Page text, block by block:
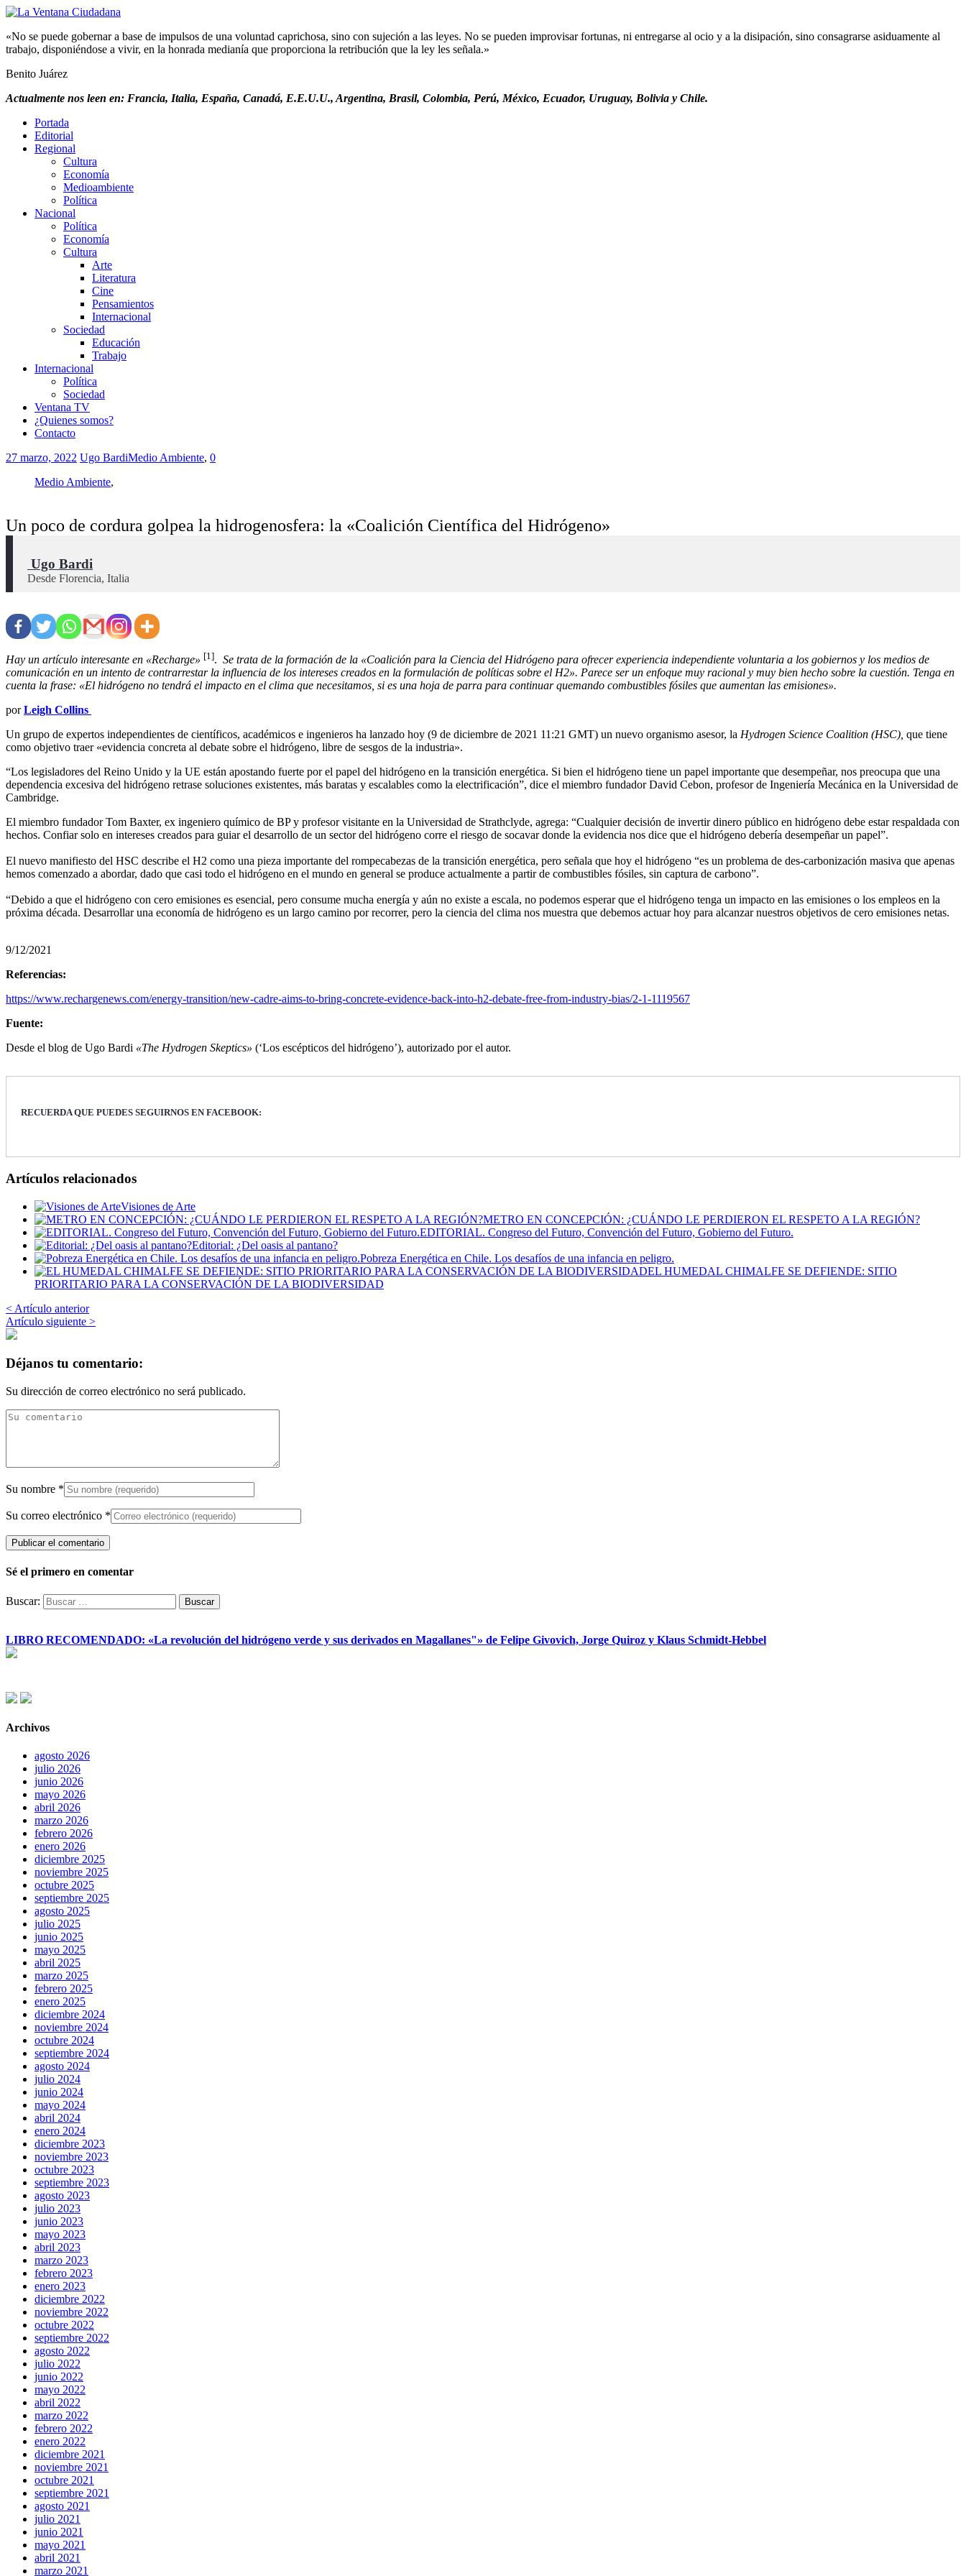
«No se puede gobernar a base de impulsos de una voluntad caprichosa, sino con sujeción a las leyes. No se pueden improvisar fortunas, ni entregarse al ocio y a la disipación, sino consagrarse asiduamente al
trabajo, disponiéndose a vivir, en la honrada medianía que proporciona la retribución que la ley les señala.»
Benito Juárez
Actualmente nos leen en: Francia, Italia, España, Canadá, E.E.U.U., Argentina, Brasil, Colombia, Perú, México, Ecuador, Uruguay, Bolivia y Chile.
Portada
Editorial
Regional
Cultura
Economía
Medioambiente
Política
Nacional
Política
Economía
Cultura
Arte
Literatura
Cine
Pensamientos
Internacional
Sociedad
Educación
Trabajo
Internacional
Política
Sociedad
Ventana TV
¿Quienes somos?
Contacto
27 marzo, 2022 Ugo BardiMedio Ambiente, 0
Medio Ambiente,
Un poco de cordura golpea la hidrogenosfera: la «Coalición Científica del Hidrógeno»
Ugo Bardi
Desde Florencia, Italia
Hay un artículo interesante en «Recharge» [1]. Se trata de la formación de la «Coalición para la Ciencia del Hidrógeno para ofrecer experiencia independiente voluntaria a los gobiernos y los medios de
comunicación en un intento de contrarrestar la influencia de los intereses creados en la formulación de políticas sobre el H2». Parece ser un enfoque muy racional y muy bien hecho sobre la cuestión. Tenga en
cuenta la frase: «El hidrógeno no tendrá el impacto en el clima que necesitamos, si es una hoja de parra para continuar quemando combustibles fósiles que aumentan las emisiones».
porLeigh Collins
Un grupo de expertos independientes de científicos, académicos e ingenieros ha lanzado hoy (9 de diciembre de 2021 11:21 GMT) un nuevo organismo asesor, la Hydrogen Science Coalition (HSC), que tiene
como objetivo traer «evidencia concreta al debate sobre el hidrógeno, libre de sesgos de la industria».
“Los legisladores del Reino Unido y la UE están apostando fuerte por el papel del hidrógeno en la transición energética. Si bien el hidrógeno tiene un papel importante que desempeñar, nos preocupa que una
dependencia excesiva del hidrógeno retrase soluciones existentes, más baratas y escalables como la electrificación”, dice el miembro fundador David Cebon, profesor de Ingeniería Mecánica en la Universidad de
Cambridge.
El miembro fundador Tom Baxter, ex ingeniero químico de BP y profesor visitante en la Universidad de Strathclyde, agrega: “Cualquier decisión de invertir dinero público en hidrógeno debe estar respaldada con
hechos. Confiar solo en intereses creados para guiar el desarrollo de un sector del hidrógeno corre el riesgo de socavar donde la evidencia nos dice que el hidrógeno debería desempeñar un papel”.
El nuevo manifiesto del HSC describe el H2 como una pieza importante del rompecabezas de la transición energética, pero señala que hoy el hidrógeno “es un problema de des-carbonización masiva que apenas
hemos comenzado a abordar, dado que casi todo el hidrógeno en el mundo en general se produce actualmente a partir de combustibles fósiles, sin captura de carbono”.
“Debido a que el hidrógeno con cero emisiones es esencial, pero consume mucha energía y aún no existe a escala, no podemos esperar que el hidrógeno tenga un impacto en las emisiones o los empleos en la
próxima década. Desarrollar una economía de hidrógeno es un largo camino por recorrer, pero la ciencia del clima nos muestra que debemos actuar hoy para alcanzar nuestros objetivos de cero emisiones netas.
9/12/2021
Referencias:
https://www.rechargenews.com/energy-transition/new-cadre-aims-to-bring-concrete-evidence-back-into-h2-debate-free-from-industry-bias/2-1-1119567
Fuente:
Desde el blog de Ugo Bardi «The Hydrogen Skeptics» (‘Los escépticos del hidrógeno’), autorizado por el autor.
RECUERDA QUE PUEDES SEGUIRNOS EN FACEBOOK:
Artículos relacionados
Visiones de Arte
METRO EN CONCEPCIÓN: ¿CUÁNDO LE PERDIERON EL RESPETO A LA REGIÓN?
EDITORIAL. Congreso del Futuro, Convención del Futuro, Gobierno del Futuro.
Editorial: ¿Del oasis al pantano?
Pobreza Energética en Chile. Los desafíos de una infancia en peligro.
EL HUMEDAL CHIMALFE SE DEFIENDE: SITIO
PRIORITARIO PARA LA CONSERVACIÓN DE LA BIODIVERSIDAD
< Artículo anterior
Artículo siguiente >
Déjanos tu comentario:
Su dirección de correo electrónico no será publicado.
Su nombre *
Su correo electrónico *
Sé el primero en comentar
Buscar:
LIBRO RECOMENDADO: «La revolución del hidrógeno verde y sus derivados en Magallanes"» de Felipe Givovich, Jorge Quiroz y Klaus Schmidt-Hebbel
Archivos
agosto 2026
julio 2026
junio 2026
mayo 2026
abril 2026
marzo 2026
febrero 2026
enero 2026
diciembre 2025
noviembre 2025
octubre 2025
septiembre 2025
agosto 2025
julio 2025
junio 2025
mayo 2025
abril 2025
marzo 2025
febrero 2025
enero 2025
diciembre 2024
noviembre 2024
octubre 2024
septiembre 2024
agosto 2024
julio 2024
junio 2024
mayo 2024
abril 2024
enero 2024
diciembre 2023
noviembre 2023
octubre 2023
septiembre 2023
agosto 2023
julio 2023
junio 2023
mayo 2023
abril 2023
marzo 2023
febrero 2023
enero 2023
diciembre 2022
noviembre 2022
octubre 2022
septiembre 2022
agosto 2022
julio 2022
junio 2022
mayo 2022
abril 2022
marzo 2022
febrero 2022
enero 2022
diciembre 2021
noviembre 2021
octubre 2021
septiembre 2021
agosto 2021
julio 2021
junio 2021
mayo 2021
abril 2021
marzo 2021